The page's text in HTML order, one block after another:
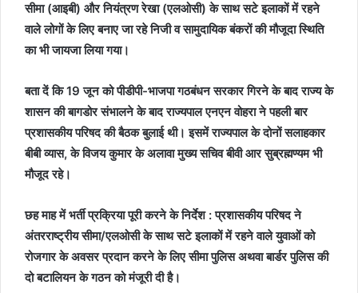
सीमा (आइबी) और नियंत्रण रेखा (एलओसी) के साथ सटे इलाकों में रहने
वाले लोगों के लिए बनाए जा रहे निजी व सामुदायिक बंकरों की मौजूदा स्थिति
का भी जायजा लिया गया।
बता दें कि 19 जून को पीडीपी-भाजपा गठबंधन सरकार गिरने के बाद राज्य के
शासन की बागडोर संभालने के बाद राज्यपाल एनएन वोहरा ने पहली बार
प्रशासकीय परिषद की बैठक बुलाई थी। इसमें राज्यपाल के दोनों सलाहकार
बीबी व्यास, के विजय कुमार के अलावा मुख्य सचिव बीवी आर सुब्रह्मण्यम भी
मौजूद रहे।
छह माह में भर्ती प्रक्रिया पूरी करने के निर्देश : प्रशासकीय परिषद ने
अंतरराष्ट्रीय सीमा/एलओसी के साथ सटे इलाकों में रहने वाले युवाओं को
रोजगार के अवसर प्रदान करने के लिए सीमा पुलिस अथवा बार्डर पुलिस की
दो बटालियन के गठन को मंजूरी दी है।